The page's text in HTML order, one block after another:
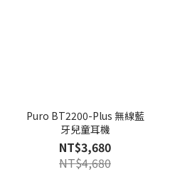
Puro BT2200-Plus 無線藍
牙兒童耳機
NT$3,680
NT$4,680